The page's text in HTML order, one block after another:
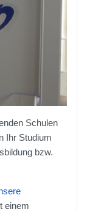
Schulen
Ihr Studium
bzw.
einem